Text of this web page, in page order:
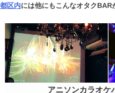
都区内には他にもこんなオタクBAR
アニソンカラオケ